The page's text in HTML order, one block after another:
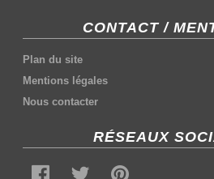
CONTACT /
Plan du site
Mentions légales
Nous contacter
RÉSEAUX